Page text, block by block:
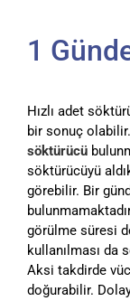
1
Hızlı adet
bir sonuç
söktürücü
söktürücüyü
görebilir. Bir
görülme süresi
kullanılması da
Aksi takdirde
doğurabilir.